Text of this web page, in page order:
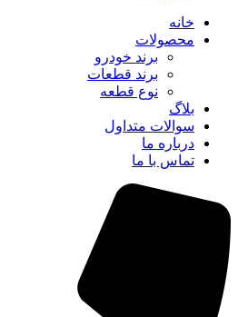
خانه
محصولات
برند خودرو
برند قطعات
نوع قطعه
بلاگ
سوالات متداول
درباره ما
تماس با ما